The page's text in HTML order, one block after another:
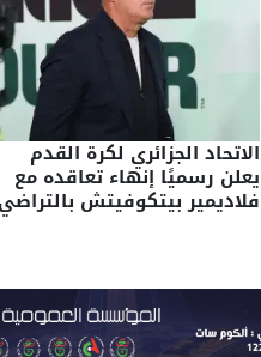
الاتحاد الجزائري لكرة القدم
يعلن رسميًا إنهاء تعاقده مع
فلاديمير بيتكوفيتش بالتراضي